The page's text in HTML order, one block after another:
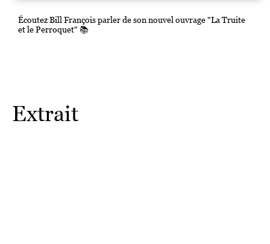
Écoutez Bill François parler de son nouvel ouvrage "La Truite
et le Perroquet" 📚
Extrait